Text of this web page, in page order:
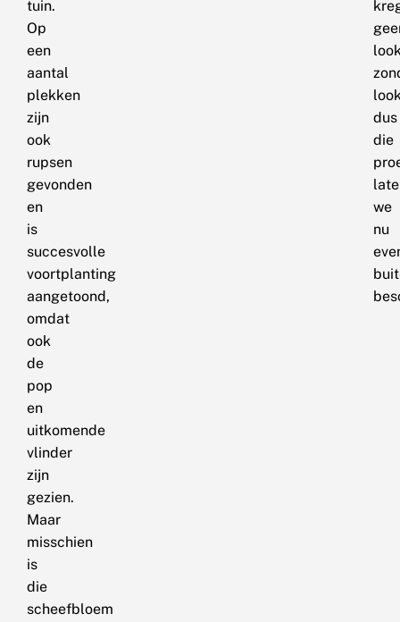
tuin.
Op
een
aantal
plekken
zijn
ook
rupsen
gevonden
en
is
succesvolle
voortplanting
aangetoond,
omdat
ook
de
pop
en
uitkomende
vlinder
zijn
gezien.
Maar
misschien
is
die
scheefbloem
dus
die
we
nu